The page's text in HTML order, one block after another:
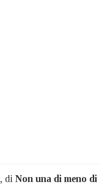
, di Non una di meno di